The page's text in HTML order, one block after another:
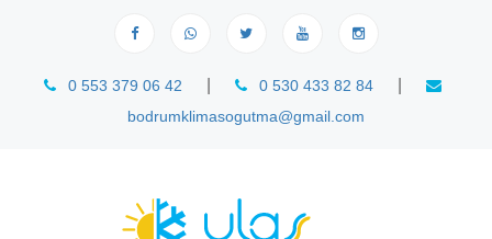
0 553 379 06 42 0 530 433 82 84
bodrumklimasogutma@gmail.com